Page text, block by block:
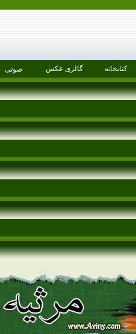
کتابخانه گالری عکس صوتی